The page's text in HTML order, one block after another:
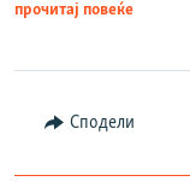
прочитај повеќе
Сподели